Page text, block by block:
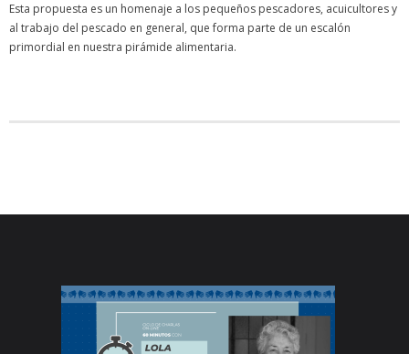
Esta propuesta es un homenaje a los pequeños pescadores, acuicultores y
al trabajo del pescado en general, que forma parte de un escalón
primordial en nuestra pirámide alimentaria.